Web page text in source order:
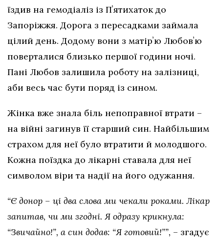
їздив на гемодіаліз із Пʼятихаток до
Запоріжжя. Дорога з пересадками займала
цілий день. Додому вони з матірʼю Любовʼю
поверталися близько першої години ночі.
Пані Любов залишила роботу на залізниці,
аби весь час бути поряд із сином.
Жінка вже знала біль непоправної втрати –
на війні загинув її старший син. Найбільшим
страхом для неї було втратити й молодшого.
Кожна поїздка до лікарні ставала для неї
символом віри та надії на його одужання.
“Є донор – ці два слова ми чекали роками. Лікар
запитав, чи ми згодні. Я одразу крикнула:
“Звичайно!”, а син додав: “Я готовий!””, – згадує